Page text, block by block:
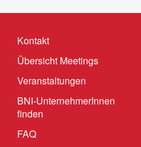
Kontakt
Übersicht Meetings
Veranstaltungen
BNI-UnternehmerInnen
finden
FAQ